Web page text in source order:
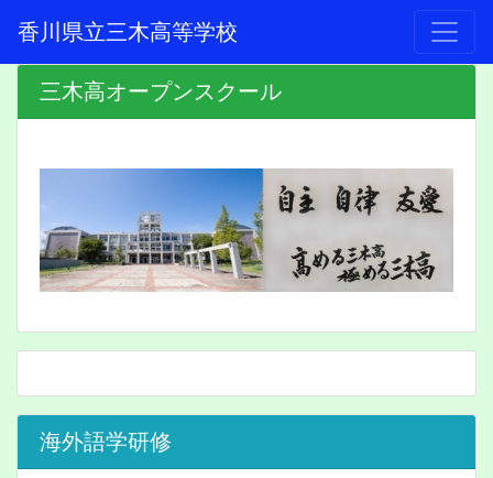
香川県立三木高等学校
三木高オープンスクール
海外語学研修